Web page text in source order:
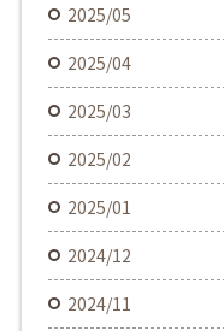
2025/05
2025/04
2025/03
2025/02
2025/01
2024/12
2024/11